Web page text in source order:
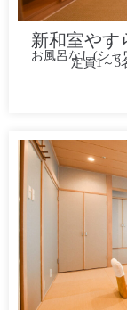
新和室やす
お風呂なし(シャ
定員1～3